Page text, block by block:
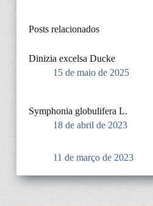
Posts relacionados
Dinizia excelsa Ducke
15 de maio de 2025
Symphonia globulifera L.
18 de abril de 2023
11 de março de 2023